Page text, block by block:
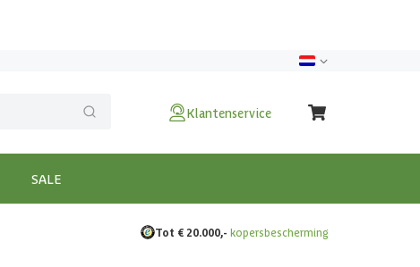
Klantenservice
SALE
Tot € 20.000,- kopersbescherming